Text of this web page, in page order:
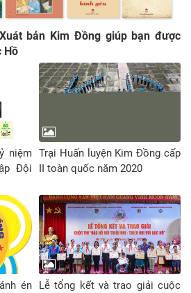
bản Kim Đồng giúp bạn được
Hồ
niệm
Đội
Trại Huấn luyện Kim Đồng cấp
II toàn quốc năm 2020
én
Lễ tổng kết và trao giải cuộc